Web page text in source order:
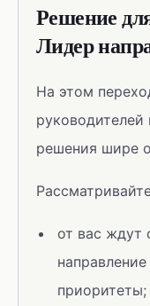
Решение
Лидер
На этом
решения шире
от вас ждут
приоритеты;